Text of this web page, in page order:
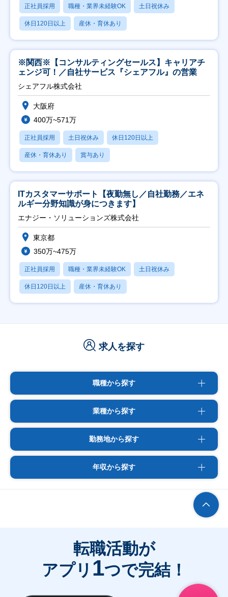
正社員採用 職種・業界未経験OK 土日祝休み
休日120日以上 産休・育休あり
※関西※【コンサルティングセールス】キャリアチ
ェンジ可！／自社サービス『シェアフル』の営業
シェアフル株式会社
大阪府
400万~571万
正社員採用 土日祝休み 休日120日以上
産休・育休あり 賞与あり
ITカスタマーサポート【夜勤無し／自社勤務／エネ
ルギー分野知識が身につきます】
エナジー・ソリューションズ株式会社
東京都
350万~475万
正社員採用 職種・業界未経験OK 土日祝休み
休日120日以上 産休・育休あり
求人を探す
職種から探す
業種から探す
勤務地から探す
年収から探す
転職活動が
アプリ 1つで完結！